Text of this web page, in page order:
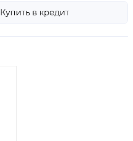
Купить в кредит